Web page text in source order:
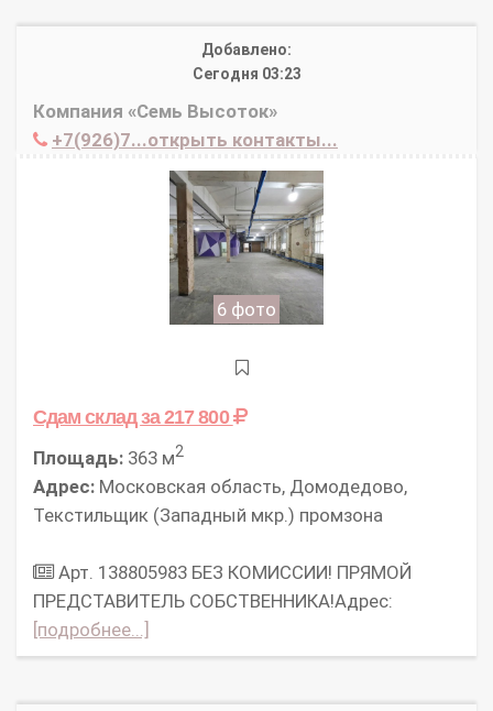
Добавлено:
Сегодня 03:23
Компания «Семь Высоток»
+7(926)7...открыть контакты...
6 фото
Сдам складза 217 800
Площадь: 363 м2
Адрес: Московская область, Домодедово,
Текстильщик (Западный мкр.) промзона
Арт. 138805983 БЕЗ КОМИССИИ! ПРЯМОЙ
ПРЕДСТАВИТЕЛЬ СОБСТВЕННИКА!Адрес:
[подробнее...]